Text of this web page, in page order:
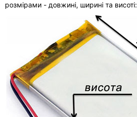
розмірами - довжині, ширині та висоті: